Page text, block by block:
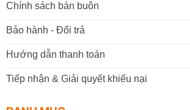
Chính sách bán buôn
Bảo hành - Đổi trả
Hướng dẫn thanh toán
Tiếp nhận & Giải quyết khiếu nại